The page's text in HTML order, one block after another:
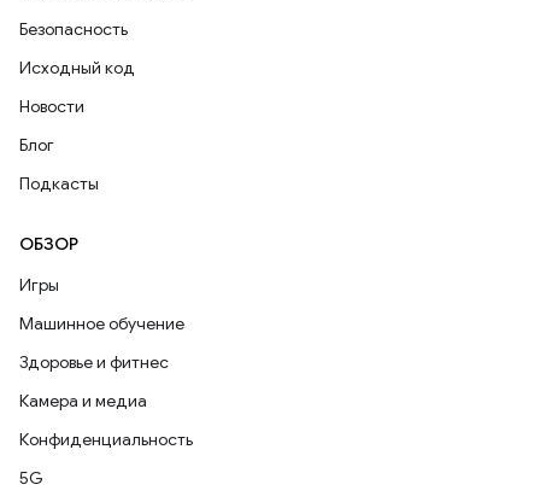
Безопасность
Исходный код
Новости
Блог
Подкасты
ОБЗОР
Игры
Машинное обучение
Здоровье и фитнес
Камера и медиа
Конфиденциальность
5G